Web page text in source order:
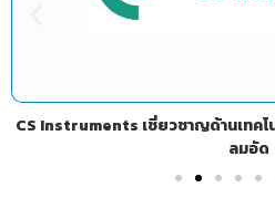
CS Instruments เชี่ยวชาญด้านเทค
ลมอัด